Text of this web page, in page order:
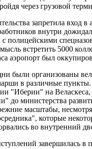
через грузовой
запретила вход
внутри
с полицейскими
встретить 5000
аэропорт был
были организованы
в различные
"Иберии" на
до министерства
масштабы,
которые
во внутренний
завершилась в